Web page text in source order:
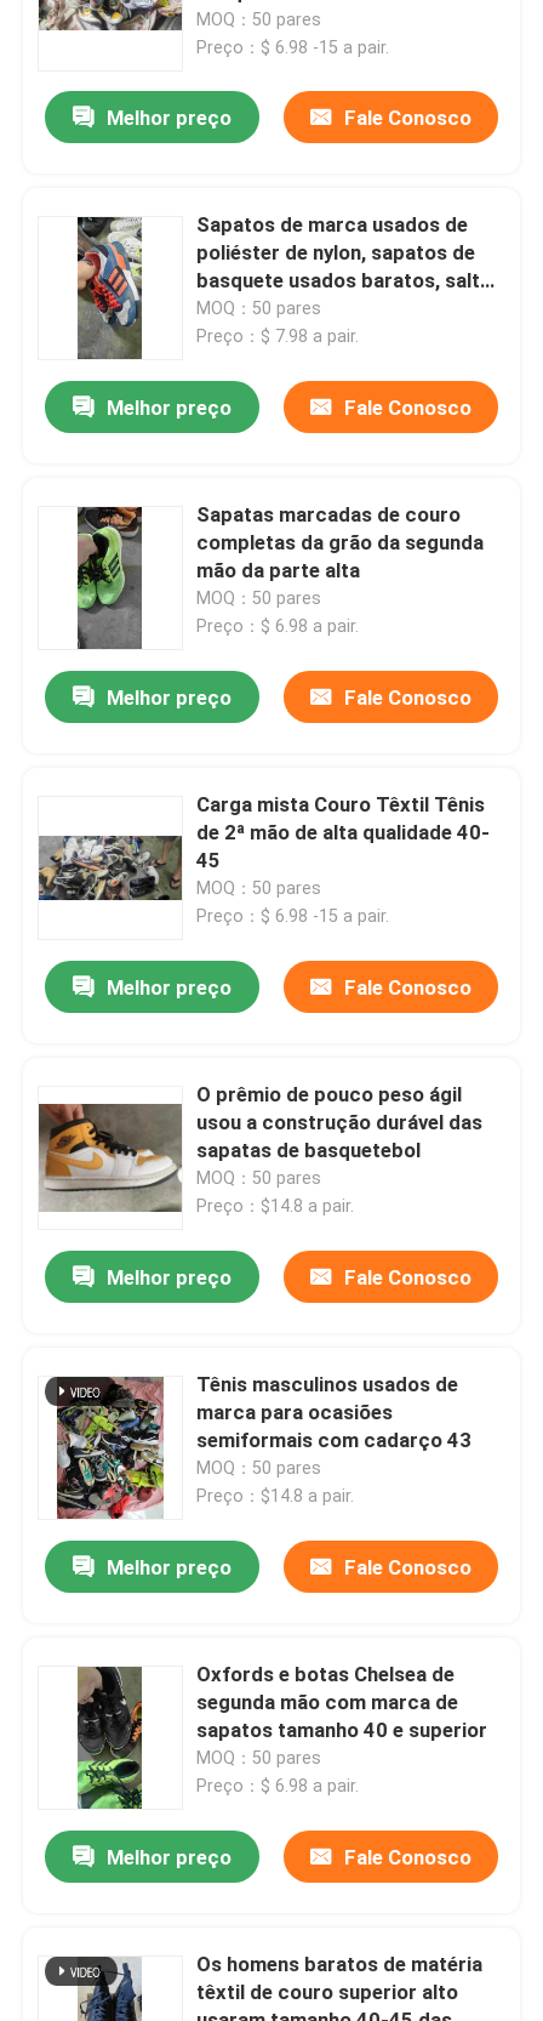
Produtos
Vídeos
Sobre nós
Controle da qualidade
Contacte-nos
Peça umas citações
Roupas Infantis Primárias
MOQ：50 pares
Preço：$ 6.98 -15 a pair.
Melhor preço Fale Conosco
Sapatos de marca usados ​​de
poliéster de nylon, sapatos de
basquete usados ​​baratos, salto
plano
MOQ：50 pares
Preço：$ 7.98 a pair.
Melhor preço Fale Conosco
Sapatas marcadas de couro
completas da grão da segunda
mão da parte alta
MOQ：50 pares
Preço：$ 6.98 a pair.
Melhor preço Fale Conosco
Carga mista Couro Têxtil Tênis
de 2ª mão de alta qualidade 40-
45
MOQ：50 pares
Preço：$ 6.98 -15 a pair.
Melhor preço Fale Conosco
O prêmio de pouco peso ágil
usou a construção durável das
sapatas de basquetebol
MOQ：50 pares
Preço：$14.8 a pair.
Melhor preço Fale Conosco
Tênis masculinos usados ​​de
marca para ocasiões
semiformais com cadarço 43
MOQ：50 pares
Preço：$14.8 a pair.
Melhor preço Fale Conosco
Oxfords e botas Chelsea de
segunda mão com marca de
sapatos tamanho 40 e superior
MOQ：50 pares
Preço：$ 6.98 a pair.
Melhor preço Fale Conosco
Os homens baratos de matéria
têxtil de couro superior alto